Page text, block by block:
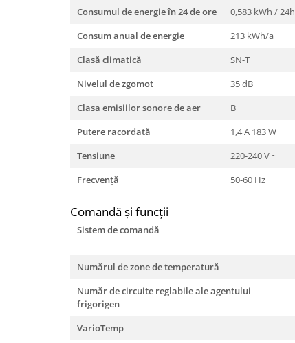
Consumul de energie în 24 de ore
0,583 kWh / 24h
Consum anual de energie
213 kWh/a
Clasă climatică
SN-T
Nivelul de zgomot
35 dB
Clasa emisiilor sonore de aer
B
Putere racordată
1,4 A 183 W
Tensiune
220-240 V ~
Frecvenţă
50-60 Hz
Comandă şi funcţii
Sistem de comandă
Numărul de zone de temperatură
Număr de circuite reglabile ale agentului
frigorigen
VarioTemp